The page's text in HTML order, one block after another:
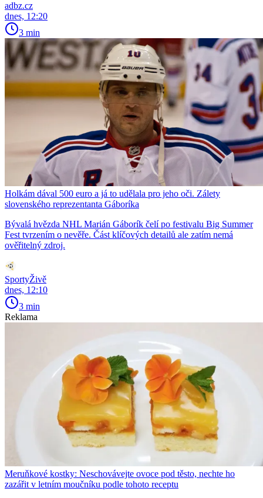
adbz.cz
dnes, 12:20
3 min
Holkám dával 500 euro a já to udělala pro jeho oči. Zálety
slovenského reprezentanta Gáboríka
Bývalá hvězda NHL Marián Gáborík čelí po festivalu Big Summer
Fest tvrzením o nevěře. Část klíčových detailů ale zatím nemá
ověřitelný zdroj.
SportyŽivě
dnes, 12:10
3 min
Reklama
Meruňkové kostky: Neschovávejte ovoce pod těsto, nechte ho
zazářit v letním moučníku podle tohoto receptu